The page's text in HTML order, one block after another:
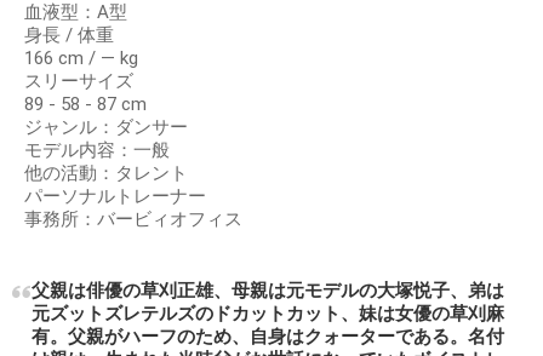
血液型：A型
身長 / 体重
166 cm / ― kg
スリーサイズ
89 - 58 - 87 cm
ジャンル：ダンサー
モデル内容：一般
他の活動：タレント
パーソナルトレーナー
事務所：バービィオフィス
父親は俳優の草刈正雄、母親は元モデルの大塚悦子、弟は
元ズットズレテルズのドカットカット、妹は女優の草刈麻
有。父親がハーフのため、自身はクォーターである。名付